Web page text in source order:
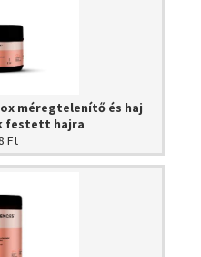
méregtelenítő és haj
festett hajra
Ft